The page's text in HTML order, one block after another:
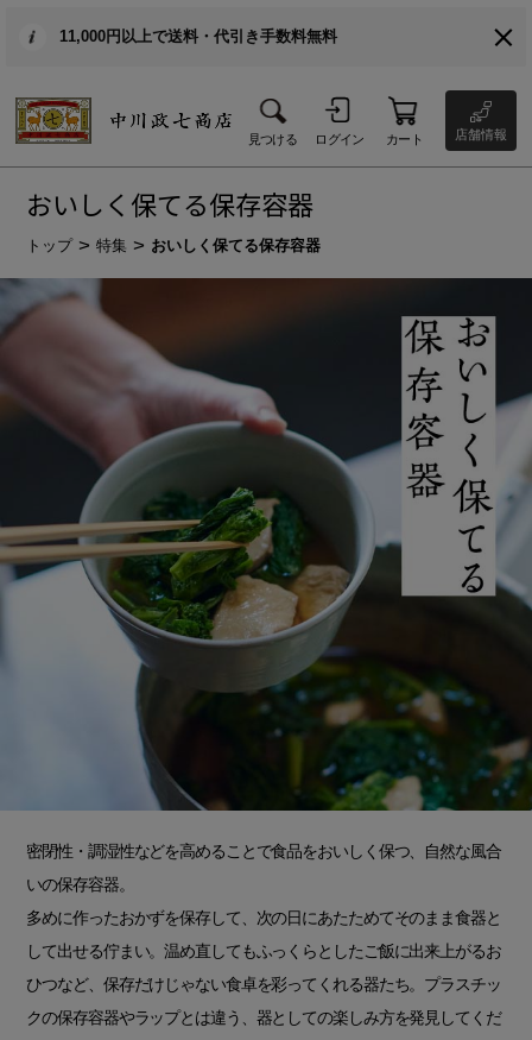
11,000円以上で送料・代引き手数料無料
見つける ログイン カート 店舗情報
おいしく保てる保存容器
トップ 特集 おいしく保てる保存容器
密閉性・調湿性などを高めることで食品をおいしく保つ、自然な風合
いの保存容器。
多めに作ったおかずを保存して、次の日にあたためてそのまま食器と
して出せる佇まい。温め直してもふっくらとしたご飯に出来上がるお
ひつなど、保存だけじゃない食卓を彩ってくれる器たち。プラスチッ
クの保存容器やラップとは違う、器としての楽しみ方を発見してくだ